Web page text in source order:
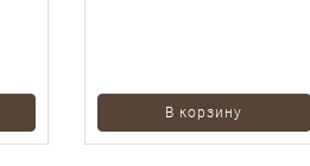
В корзину